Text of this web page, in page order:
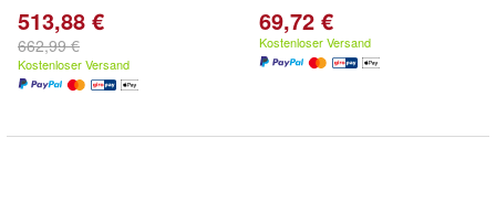
513,88 €
662,99 €
Kostenloser Versand
69,72 €
Kostenloser Versand